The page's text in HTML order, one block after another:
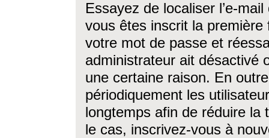
Essayez de localiser l’e-
vous êtes inscrit la première
votre mot de passe et
administrateur ait désactivé
une certaine raison. En
périodiquement les
longtemps afin de réduire la
le cas, inscrivez-vous à